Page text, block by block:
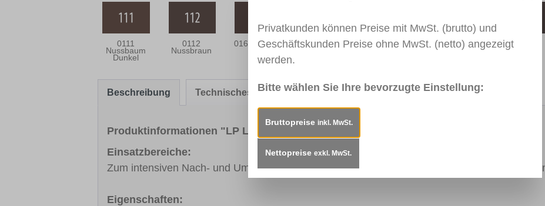
0111
Nussbaum
Dunkel
0112
Nussbraun
0166 Wenge 0139
Palisander
0113
Mahagoni Hell
0114
Mahagoni
0163
Mahagoni
Beschreibung Technisches Merkblatt Sicherheitsdatenblatt
Produktinformationen "LP Lasur Patina, 400ml"
Einsatzbereiche:
Zum intensiven Nach- und Umfärben von Kleinteilen aus Echtholz und Dekoroberflächen im
Eigenschaften:
Privatkunden können Preise mit MwSt. (brutto) und
Geschäftskunden Preise ohne MwSt. (netto) angezeigt
werden.
Bitte wählen Sie Ihre bevorzugte Einstellung:
Bruttopreise inkl. MwSt.
Nettopreise exkl. MwSt.